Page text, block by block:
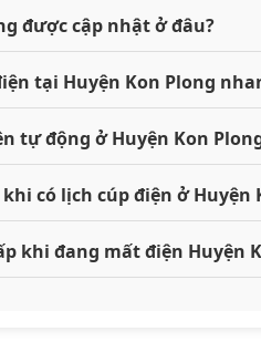
được cập nhật ở đâu?
tại Huyện Kon Plong
tự động ở Huyện Kon
có lịch cúp điện ở Huyện
khi đang mất điện Huyện